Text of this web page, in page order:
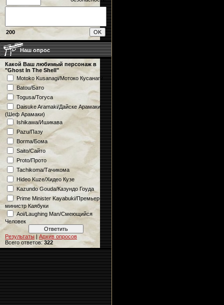
200
Наш опрос
Какой Ваш любимый персонаж в
"Ghost In The Shell"
Motoko Kusanagi/Мотоко Кусанаги
Batou/Бато
Togusa/Тогуса
Daisuke Aramaki/Дайске Арамаки
(Шеф Арамаки)
Ishikawa/Ишикава
Pazu/Пазу
Borma/Бома
Saito/Сайто
Proto/Прото
Tachikoma/Тачикома
Hideo Kuze/Хидео Кузе
Kazundo Gouda/Казундо Гоуда
Prime Minister Kayabuki/Премьер-
министр Каябуки
Aoi/Laughing Man/Смеющийся
Человек
Результаты
Архив опросов
Всего ответов:322